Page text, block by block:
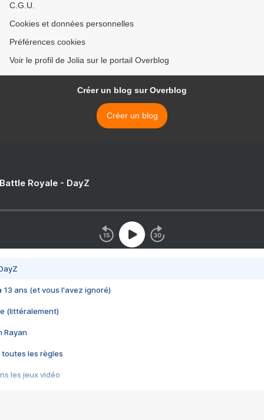
C.G.U.
Cookies et données personnelles
Préférences cookies
Voir le profil de Jolia sur le portail Overblog
Créer un blog sur Overblog
Créer un blog
Royale - DayZ
13 ans (et vous l'avez ignoré)
(littéralement)
Rayan
toutes les règles
les jeux vidéo